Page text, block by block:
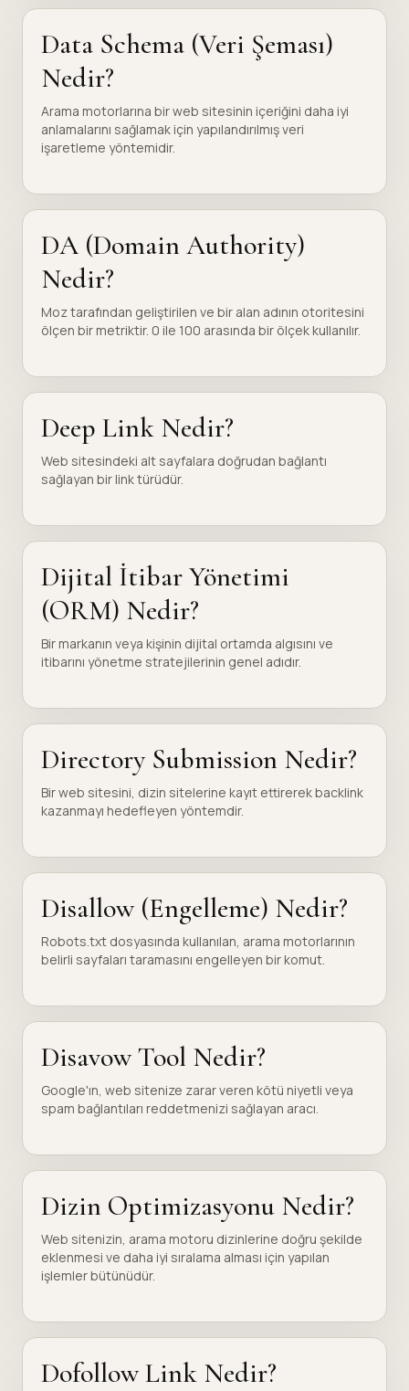
Data Schema (Veri Şeması)
Nedir?
Arama motorlarına bir web sitesinin içeriğini daha iyi
anlamalarını sağlamak için yapılandırılmış veri
işaretleme yöntemidir.
DA (Domain Authority)
Nedir?
Moz tarafından geliştirilen ve bir alan adının otoritesini
ölçen bir metriktir. 0 ile 100 arasında bir ölçek kullanılır.
Deep Link Nedir?
Web sitesindeki alt sayfalara doğrudan bağlantı
sağlayan bir link türüdür.
Dijital İtibar Yönetimi
(ORM) Nedir?
Bir markanın veya kişinin dijital ortamda algısını ve
itibarını yönetme stratejilerinin genel adıdır.
Directory Submission Nedir?
Bir web sitesini, dizin sitelerine kayıt ettirerek backlink
kazanmayı hedefleyen yöntemdir.
Disallow (Engelleme) Nedir?
Robots.txt dosyasında kullanılan, arama motorlarının
belirli sayfaları taramasını engelleyen bir komut.
Disavow Tool Nedir?
Google'ın, web sitenize zarar veren kötü niyetli veya
spam bağlantıları reddetmenizi sağlayan aracı.
Dizin Optimizasyonu Nedir?
Web sitenizin, arama motoru dizinlerine doğru şekilde
eklenmesi ve daha iyi sıralama alması için yapılan
işlemler bütünüdür.
Dofollow Link Nedir?